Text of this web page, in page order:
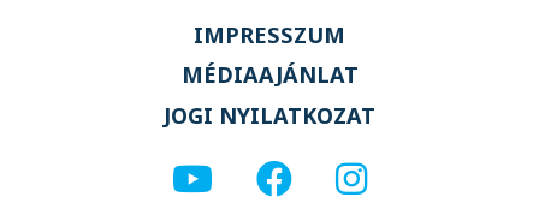
IMPRESSZUM
MÉDIAAJÁNLAT
JOGI NYILATKOZAT